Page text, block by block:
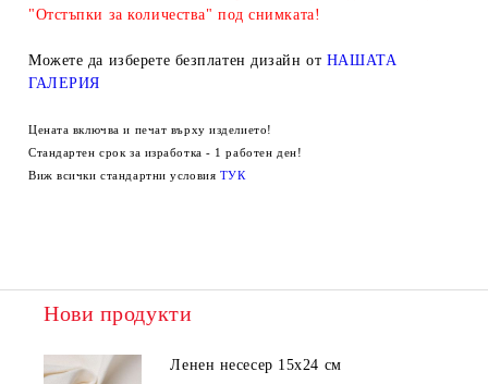
"Отстъпки за количества" под снимката!
Можете да изберете безплатен дизайн от НАШАТА
ГАЛЕРИЯ
Цената включва и печат върху изделието!
Стандартен срок за изработка - 1 работен ден!
Виж всички стандартни условия ТУК
Нови продукти
Ленен несесер 15х24 см